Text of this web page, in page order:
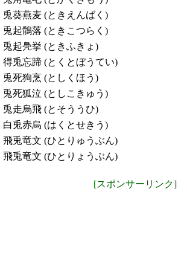
兎葵燕麦 (ときえんばく)
兎起鶻落 (ときこつらく)
兎起鳧挙 (ときふきょ)
得兎忘蹄 (とくとぼうてい)
兎死狗烹 (としくほう)
兎死狐泣 (としこきゅう)
兎走烏飛 (とそううひ)
白兎赤烏 (はくとせきう)
飛兎竜文 (ひとりゅうぶん)
飛兎竜文 (ひとりょうぶん)
[スポンサーリンク]